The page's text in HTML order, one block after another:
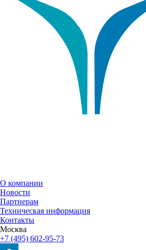
О компании
Новости
Партнерам
Техническая информация
Контакты
Москва
+7 (495) 602-95-73